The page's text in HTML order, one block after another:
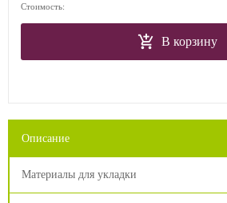
Стоимость:
В корзину
Описание
Материалы для укладки